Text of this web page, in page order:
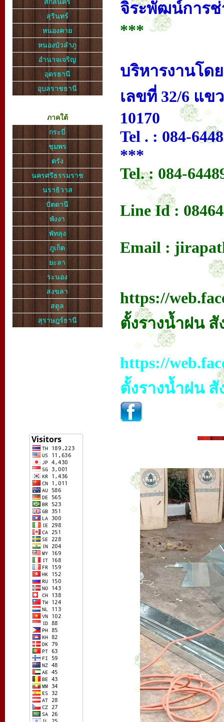
สกลนคร
สุรินทร์
หนองคาย
หนองบัวลำภู
อำนาจเจริญ
อุดรธานี
อุบลราชธานี
ภาคใต้
กระบี่
ชุมพร
ตรัง
นครศรีธรรมราช
นราธิวาส
ปัตตานี
พังงา
พัทลุง
ภูเก็ต
ยะลา
ระนอง
สงขลา
สตูล
สุราษฎร์ธานี
จิระพัฒน์การช่
***
บริหารงานโด
เลขที่ 32/6 แข
10170
Tel . : 084-
***
Tel. : 084-
Line Id :
Email :
https://
ตั้งรางน้ำฝน สั
https://
ตั้งรางน้ำฝน สั